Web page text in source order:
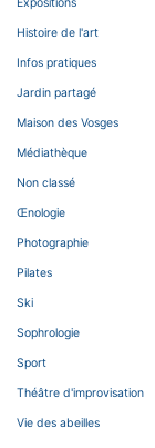
Expositions
Histoire de l'art
Infos pratiques
Jardin partagé
Maison des Vosges
Médiathèque
Non classé
Œnologie
Photographie
Pilates
Ski
Sophrologie
Sport
Théâtre d'improvisation
Vie des abeilles